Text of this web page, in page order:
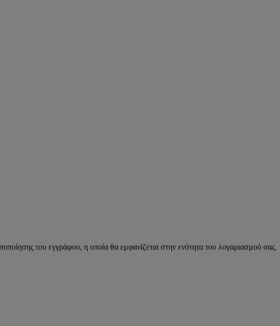
του εγγράφου, η οποία θα εμφανίζεται στην ενότητα του λογαριασμού σας.